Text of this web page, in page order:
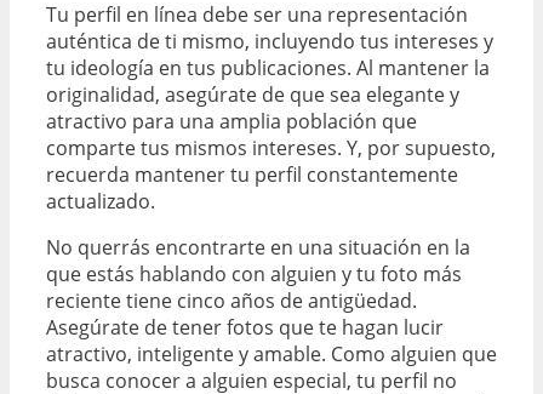
Tu perfil en línea debe ser una representación
auténtica de ti mismo, incluyendo tus intereses y
tu ideología en tus publicaciones. Al mantener la
originalidad, asegúrate de que sea elegante y
atractivo para una amplia población que
comparte tus mismos intereses. Y, por supuesto,
recuerda mantener tu perfil constantemente
actualizado.
No querrás encontrarte en una situación en la
que estás hablando con alguien y tu foto más
reciente tiene cinco años de antigüedad.
Asegúrate de tener fotos que te hagan lucir
atractivo, inteligente y amable. Como alguien que
busca conocer a alguien especial, tu perfil no